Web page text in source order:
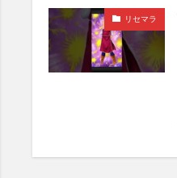
リセマラ